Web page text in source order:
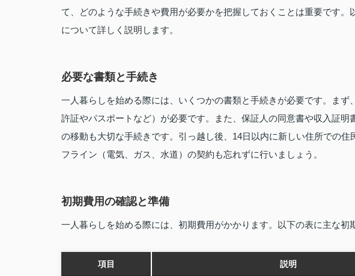
て、どのような手続きや費用が必要かを把握しておくことは重要です
について詳しく説明します。
必要な書類と手続き
一人暮らしを始める際には、いくつかの書類と手続きが必要です。ま
許証やパスポートなど）が必要です。また、保証人の同意書や収入証
の移動も大切な手続きです。引っ越し後、14日以内に新しい住所での
フライン（電気、ガス、水道）の契約も忘れずに行いましょう。
初期費用の確認と準備
一人暮らしを始める際には、初期費用がかかります。以下の表に主な初
項目 説明